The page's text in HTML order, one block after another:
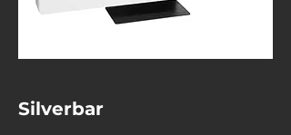
Silverbar